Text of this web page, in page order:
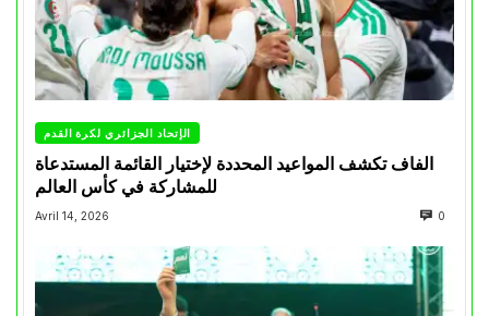
الإتحاد الجزائري لكرة القدم
الفاف تكشف المواعيد المحددة لإختيار القائمة المستدعاة
للمشاركة في كأس العالم
Avril 14, 2026 0